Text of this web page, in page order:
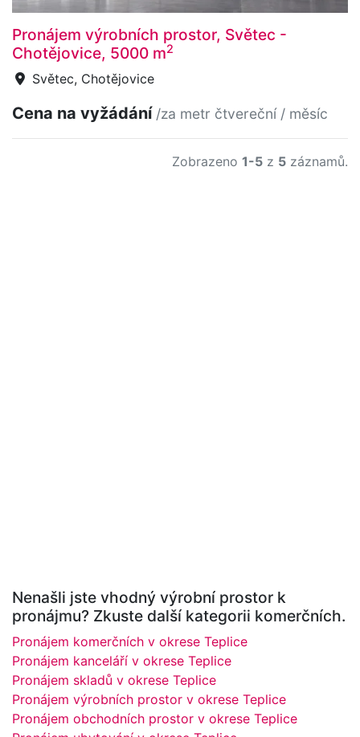
Pronájem výrobních prostor, Světec -
Chotějovice, 5000 m2
Světec, Chotějovice
Cena na vyžádání /za metr čtvereční / měsíc
Zobrazeno 1-5 z 5 záznamů.
Nenašli jste vhodný výrobní prostor k
pronájmu? Zkuste další kategorii komerčních.
Pronájem komerčních v okrese Teplice
Pronájem kanceláří v okrese Teplice
Pronájem skladů v okrese Teplice
Pronájem výrobních prostor v okrese Teplice
Pronájem obchodních prostor v okrese Teplice